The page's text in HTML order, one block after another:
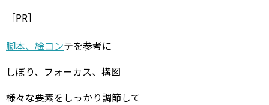
［PR］
脚本、絵コンテを参考に
しぼり、フォーカス、構図
様々な要素をしっかり調節して